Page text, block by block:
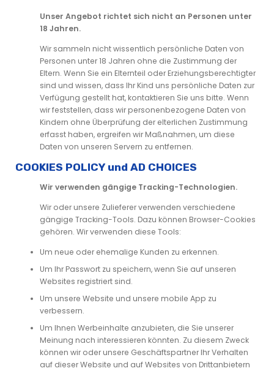
Unser Angebot richtet sich nicht an Personen unter
18 Jahren.
Wir sammeln nicht wissentlich persönliche Daten von
Personen unter 18 Jahren ohne die Zustimmung der
Eltern. Wenn Sie ein Elternteil oder Erziehungsberechtigter
sind und wissen, dass Ihr Kind uns persönliche Daten zur
Verfügung gestellt hat, kontaktieren Sie uns bitte. Wenn
wir feststellen, dass wir personenbezogene Daten von
Kindern ohne Überprüfung der elterlichen Zustimmung
erfasst haben, ergreifen wir Maßnahmen, um diese
Daten von unseren Servern zu entfernen.
COOKIES POLICY und AD CHOICES
Wir verwenden gängige Tracking-Technologien.
Wir oder unsere Zulieferer verwenden verschiedene
gängige Tracking-Tools. Dazu können Browser-Cookies
gehören. Wir verwenden diese Tools:
Um neue oder ehemalige Kunden zu erkennen.
Um Ihr Passwort zu speichern, wenn Sie auf unseren
Websites registriert sind.
Um unsere Website und unsere mobile App zu
verbessern.
Um Ihnen Werbeinhalte anzubieten, die Sie unserer
Meinung nach interessieren könnten. Zu diesem Zweck
können wir oder unsere Geschäftspartner Ihr Verhalten
auf dieser Website und auf Websites von Drittanbietern